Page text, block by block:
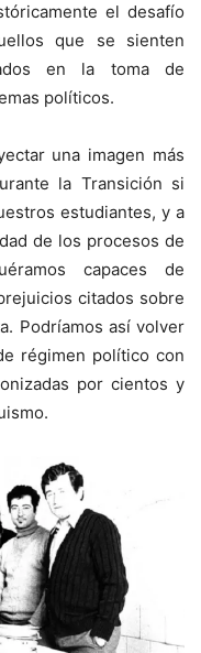
el desafío
que se sienten
en la toma de
políticos.
una imagen más
la Transición si
estudiantes, y a
de los procesos de
capaces de
citados sobre
Podríamos así volver
régimen político con
por cientos y